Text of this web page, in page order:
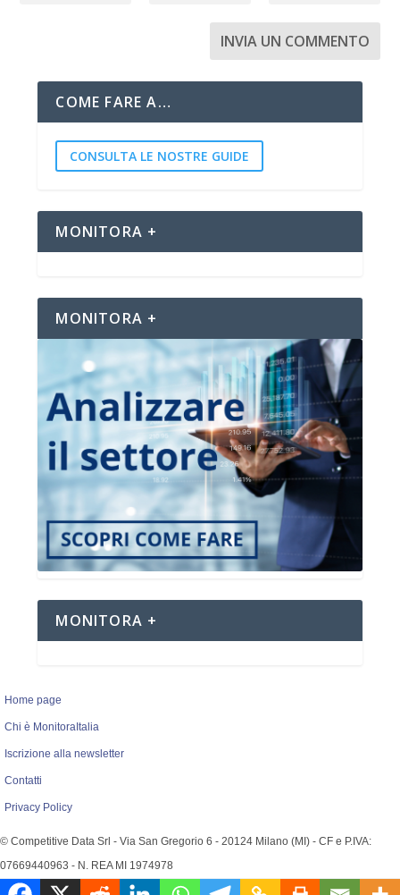
COME FARE A…
CONSULTA LE NOSTRE GUIDE
MONITORA +
MONITORA +
MONITORA +
Home page
Chi è MonitoraItalia
Iscrizione alla newsletter
Contatti
Privacy Policy
© Competitive Data Srl - Via San Gregorio 6 - 20124 Milano (MI) - CF e P.IVA:
07669440963 - N. REA MI 1974978